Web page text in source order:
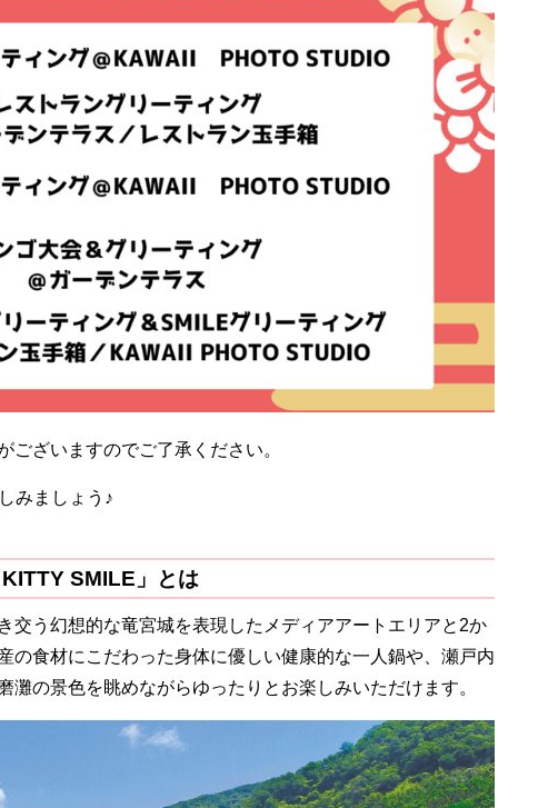
ざいますのでご了承ください。
みましょう♪
KITTY SMILE」とは
交う幻想的な竜宮城を表現したメディアアートエリアと2か
の食材にこだわった身体に優しい健康的な一人鍋や、瀬戸内
の景色を眺めながらゆったりとお楽しみいただけます。